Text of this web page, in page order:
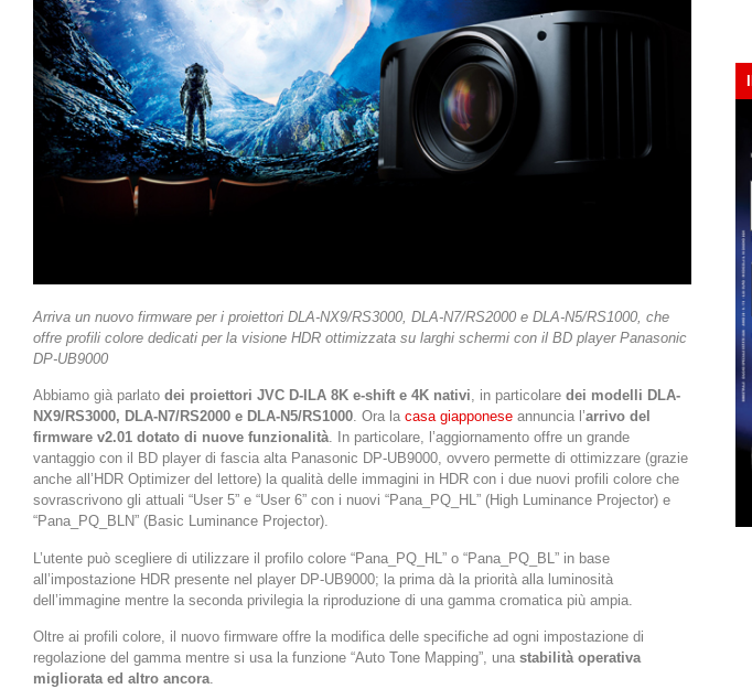
Arriva un nuovo firmware per i proiettori DLA-NX9/RS3000, DLA-N7/RS2000 e DLA-N5/RS1000, che
offre profili colore dedicati per la visione HDR ottimizzata su larghi schermi con il BD player Panasonic
DP-UB9000
Abbiamo già parlato dei proiettori JVC D-ILA 8K e-shift e 4K nativi, in particolare dei modelli DLA-
NX9/RS3000, DLA-N7/RS2000 e DLA-N5/RS1000. Ora la casa giapponese annuncia l’arrivo del
firmware v2.01 dotato di nuove funzionalità. In particolare, l’aggiornamento offre un grande
vantaggio con il BD player di fascia alta Panasonic DP-UB9000, ovvero permette di ottimizzare (grazie
anche all’HDR Optimizer del lettore) la qualità delle immagini in HDR con i due nuovi profili colore che
sovrascrivono gli attuali “User 5” e “User 6” con i nuovi “Pana_PQ_HL” (High Luminance Projector) e
“Pana_PQ_BLN” (Basic Luminance Projector).
L’utente può scegliere di utilizzare il profilo colore “Pana_PQ_HL” o “Pana_PQ_BL” in base
all’impostazione HDR presente nel player DP-UB9000; la prima dà la priorità alla luminosità
dell’immagine mentre la seconda privilegia la riproduzione di una gamma cromatica più ampia.
Oltre ai profili colore, il nuovo firmware offre la modifica delle specifiche ad ogni impostazione di
regolazione del gamma mentre si usa la funzione “Auto Tone Mapping”, una stabilità operativa
migliorata ed altro ancora.